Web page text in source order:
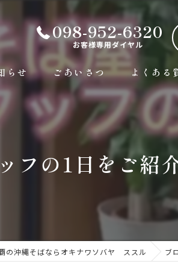
098-952-6320
お客様専用ダイヤル
らせ ごあいさつ よくある
フの1日をご紹
の沖縄そばならオキナワソバヤ ススル ブ